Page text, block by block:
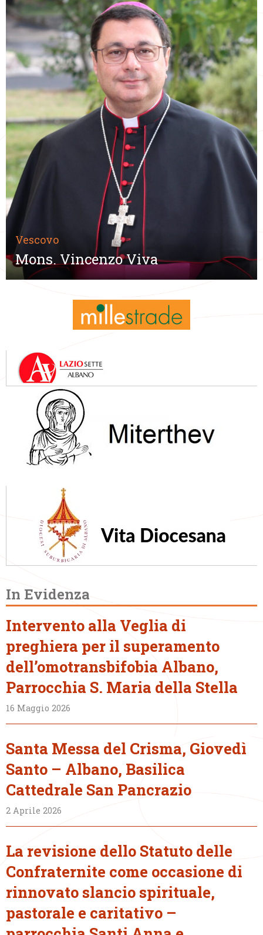
Vescovo
Mons. Vincenzo Viva
In Evidenza
Intervento alla Veglia di
preghiera per il superamento
dell’omotransbifobia Albano,
Parrocchia S. Maria della Stella
16 Maggio 2026
Santa Messa del Crisma, Giovedì
Santo – Albano, Basilica
Cattedrale San Pancrazio
2 Aprile 2026
La revisione dello Statuto delle
Confraternite come occasione di
rinnovato slancio spirituale,
pastorale e caritativo –